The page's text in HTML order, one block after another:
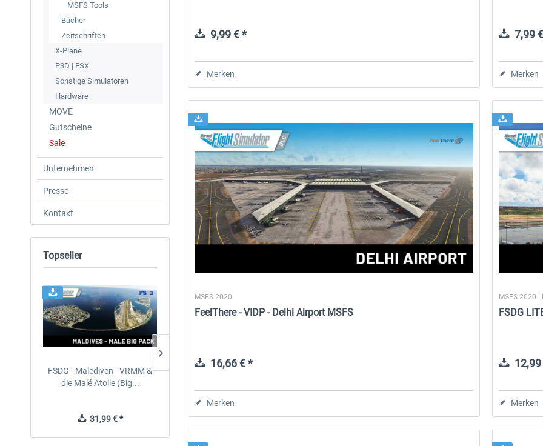
MSFS Tools
Bücher
Zeitschriften
X-Plane
P3D | FSX
Sonstige Simulatoren
Hardware
MOVE
Gutscheine
Sale
Unternehmen
Presse
Kontakt
Topseller
FSDG - Malediven - VRMM &
die Malé Atolle (Big...
31,99 € *
Aerosoft Mt. Everest Airports
9,95 € * 9,95 € *
Aerosoft Mega Airport Ben
21,42 € *
9,99 € *
Merken
7,99
Merken
MSFS 2020
FeelThere - VIDP - Delhi Airport MSFS
16,66 € *
Merken
MSFS 2020 |
FSDG
Merken